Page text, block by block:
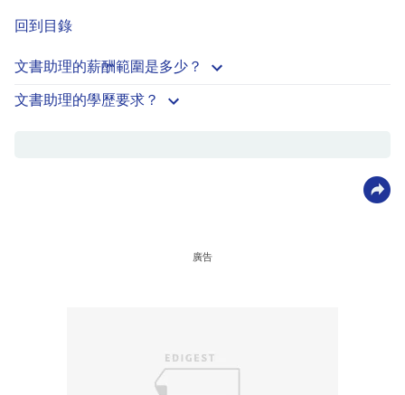
回到目錄
文書助理的薪酬範圍是多少？
文書助理的學歷要求？
廣告